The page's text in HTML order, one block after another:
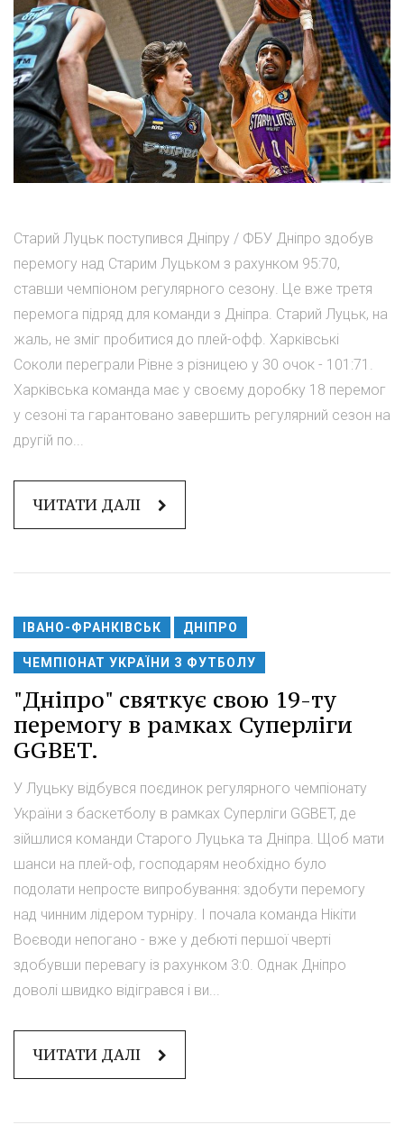
Старий Луцьк поступився Дніпру / ФБУ Дніпро здобув
перемогу над Старим Луцьком з рахунком 95:70,
ставши чемпіоном регулярного сезону. Це вже третя
перемога підряд для команди з Дніпра. Старий Луцьк, на
жаль, не зміг пробитися до плей-офф. Харківські
Соколи переграли Рівне з різницею у 30 очок - 101:71.
Харківська команда має у своєму доробку 18 перемог
у сезоні та гарантовано завершить регулярний сезон на
другій по...
ЧИТАТИ ДАЛІ
ІВАНО-ФРАНКІВСЬК ДНІПРО
ЧЕМПІОНАТ УКРАЇНИ З ФУТБОЛУ
"Дніпро" святкує свою 19-ту
перемогу в рамках Суперліги
GGBET.
У Луцьку відбувся поєдинок регулярного чемпіонату
України з баскетболу в рамках Суперліги GGBET, де
зійшлися команди Старого Луцька та Дніпра. Щоб мати
шанси на плей-оф, господарям необхідно було
подолати непросте випробування: здобути перемогу
над чинним лідером турніру. І почала команда Нікіти
Воєводи непогано - вже у дебюті першої чверті
здобувши перевагу із рахунком 3:0. Однак Дніпро
доволі швидко відігрався і ви...
ЧИТАТИ ДАЛІ